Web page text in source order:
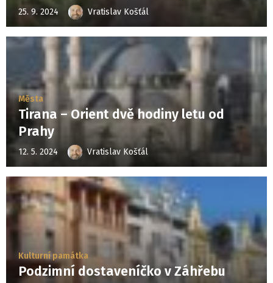
25. 9. 2024 Vratislav Košťál
Města
Tirana – Orient dvě hodiny letu od
Prahy
12. 5. 2024 Vratislav Košťál
Kulturní památka
Podzimní dostaveníčko v Záhřebu